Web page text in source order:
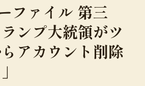
ファイル 第三
ンプ大統領がツ
アカウント削除